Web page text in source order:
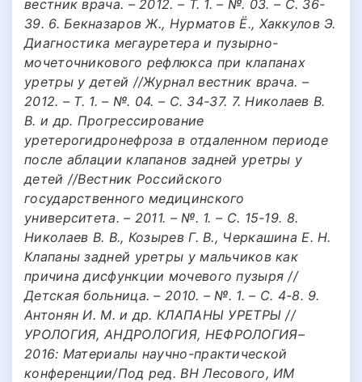
вестник врача. – 2012. – Т. 1. – №. 03. – С. 36-
39. 6. Бекназаров Ж., Нурматов Ё., Хаккулов Э.
Диагностика мегауретера и пузырно-
мочеточникового рефлюкса при клапанах
уретры у детей //Журнал вестник врача. –
2012. – Т. 1. – №. 04. – С. 34-37. 7. Николаев В.
В. и др. Прогрессирование
уретерогидронефроза в отдаленном периоде
после аблации клапанов задней уретры у
детей //Вестник Российского
государственного медицинского
университета. – 2011. – №. 1. – С. 15-19. 8.
Николаев В. В., Козырев Г. В., Черкашина Е. Н.
Клапаны задней уретры у мальчиков как
причина дисфункции мочевого пузыря //
Детская больница. – 2010. – №. 1. – С. 4-8. 9.
Антонян И. М. и др. КЛАПАНЫ УРЕТРЫ //
УРОЛОГИЯ, АНДРОЛОГИЯ, НЕФРОЛОГИЯ–
2016: Материалы научно-практической
конференции/Под ред. ВН Лесового, ИМ